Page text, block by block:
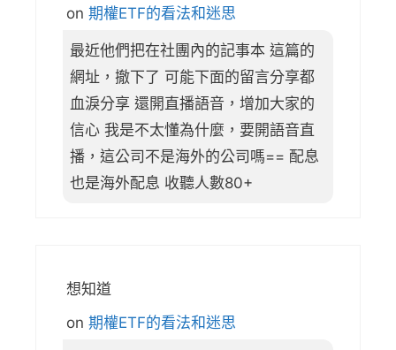
on 期權ETF的看法和迷思
最近他們把在社團內的記事本 這篇的
網址，撤下了 可能下面的留言分享都
血淚分享 還開直播語音，增加大家的
信心 我是不太懂為什麼，要開語音直
播，這公司不是海外的公司嗎== 配息
也是海外配息 收聽人數80+
想知道
on 期權ETF的看法和迷思